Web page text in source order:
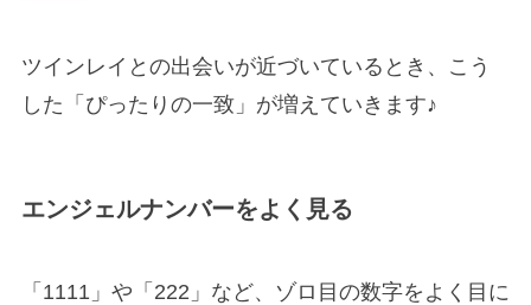
ツインレイとの出会いが近づいているとき、こう
した「ぴったりの一致」が増えていきます♪
エンジェルナンバーをよく見る
「1111」や「222」など、ゾロ目の数字をよく目に